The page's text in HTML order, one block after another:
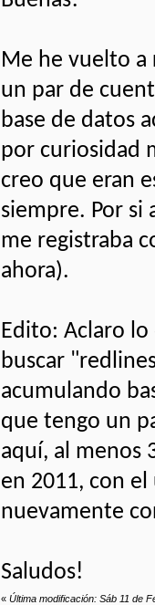
Me he vuelto a
un par de
base de datos
por curiosidad
creo que eran
siempre. Por si
me registraba
ahora).
Edito: Aclaro lo
buscar
acumulando
que tengo un
aquí, al menos
en 2011, con el
nuevamente
Saludos!
«Última modificación: Sáb 11 de